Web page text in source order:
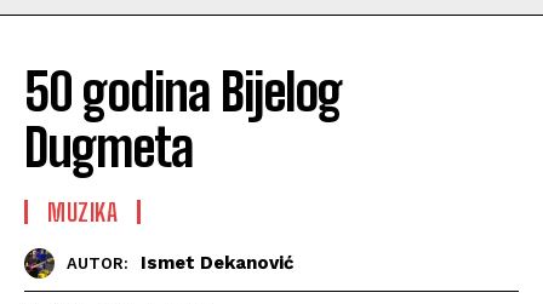
50 godina Bijelog
Dugmeta
MUZIKA
AUTOR: Ismet Dekanović